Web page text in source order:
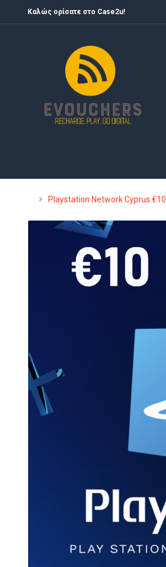
Καλώς ορίσατε στο Case2u!
Playstation Network Cyprus €10